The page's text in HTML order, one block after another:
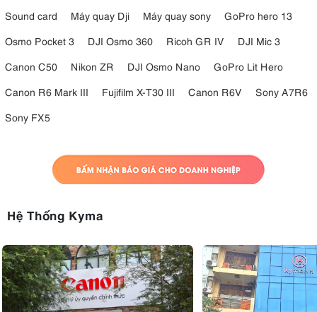
Sound card
Máy quay Dji Máy quay sony
GoPro hero 13
Osmo Pocket 3
DJI Osmo 360 Ricoh GR IV
DJI Mic 3
Canon C50
Nikon ZR DJI Osmo Nano
GoPro Lit Hero
Canon R6 Mark III
Fujifilm X-T30 III Canon R6V
Sony A7R6
Sony FX5
Hệ Thống Kyma